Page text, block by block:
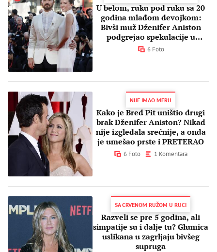
U belom, ruku pod ruku sa 20
godina mlađom devojkom:
Bivši muž Dženifer Aniston
podgrejao spekulacije u
Veneciji
6 Foto
NIJE IMAO MERU
Kako je Bred Pit uništio drugi
brak Dženifer Aniston? Nikad
nije izgledala srećnije, a onda
je umešao prste i PRETERAO
6 Foto 1 Komentara
SA CRVENOM RUŽOM U RUCI
Razveli se pre 5 godina, ali
simpatije su i dalje tu? Glumica
uslikana u zagrljaju bivšeg
supruga